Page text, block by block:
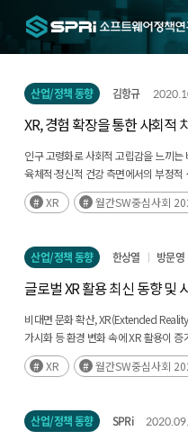
산업/정책 동향 김항규
XR, 경험 확장을 통한 사회적
인구 고령화로 사회적 고립감을 느끼
육체적·정신적 건강 측면에서의 부정
XR
월간SW중심사회
산업/정책 동향 한상열 방문영
글로벌 XR 활용 최신 동향 및
비대면 문화 확산, XR(Extended
가시화 등 환경 변화 속에 XR 활용이
활용 최신 사례와 관련 주요 성과를 살
XR 월간SW중심사회
산업/정책 동향 SPRi